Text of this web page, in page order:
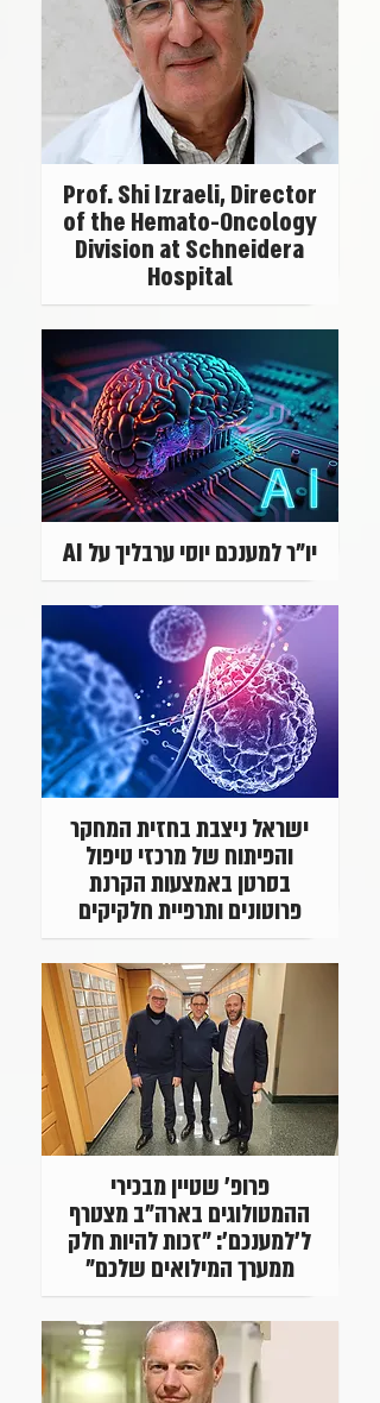
Prof. Shi Izraeli, Director
of the Hemato-Oncology
Division at Schneidera
Hospital
יו"ר למענכם יוסי ערבליך על AI
ישראל ניצבת בחזית המחקר
והפיתוח של מרכזי טיפול
בסרטן באמצעות הקרנת
פרוטונים ותרפיית חלקיקים
פרופ' שטיין מבכירי
ההמטולוגים בארה"ב מצטרף
ל'למענכם': "זכות להיות חלק
ממערך המילואים שלכם"